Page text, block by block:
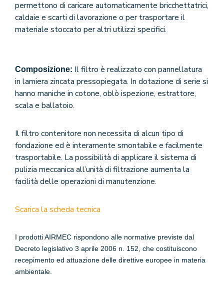
permettono di caricare automaticamente bricchettatrici,
caldaie e scarti di lavorazione o per trasportare il
materiale stoccato per altri utilizzi specifici.
Composizione: Il filtro è realizzato con pannellatura
in lamiera zincata pressopiegata. In dotazione di serie si
hanno maniche in cotone, oblò ispezione, estrattore,
scala e ballatoio.
Il filtro contenitore non necessita di alcun tipo di
fondazione ed è interamente smontabile e facilmente
trasportabile. La possibilità di applicare il sistema di
pulizia meccanica all’unità di filtrazione aumenta la
facilità delle operazioni di manutenzione.
Scarica la scheda tecnica
I prodotti AIRMEC rispondono alle normative previste dal
Decreto legislativo 3 aprile 2006 n. 152, che costituiscono
recepimento ed attuazione delle direttive europee in materia
ambientale.